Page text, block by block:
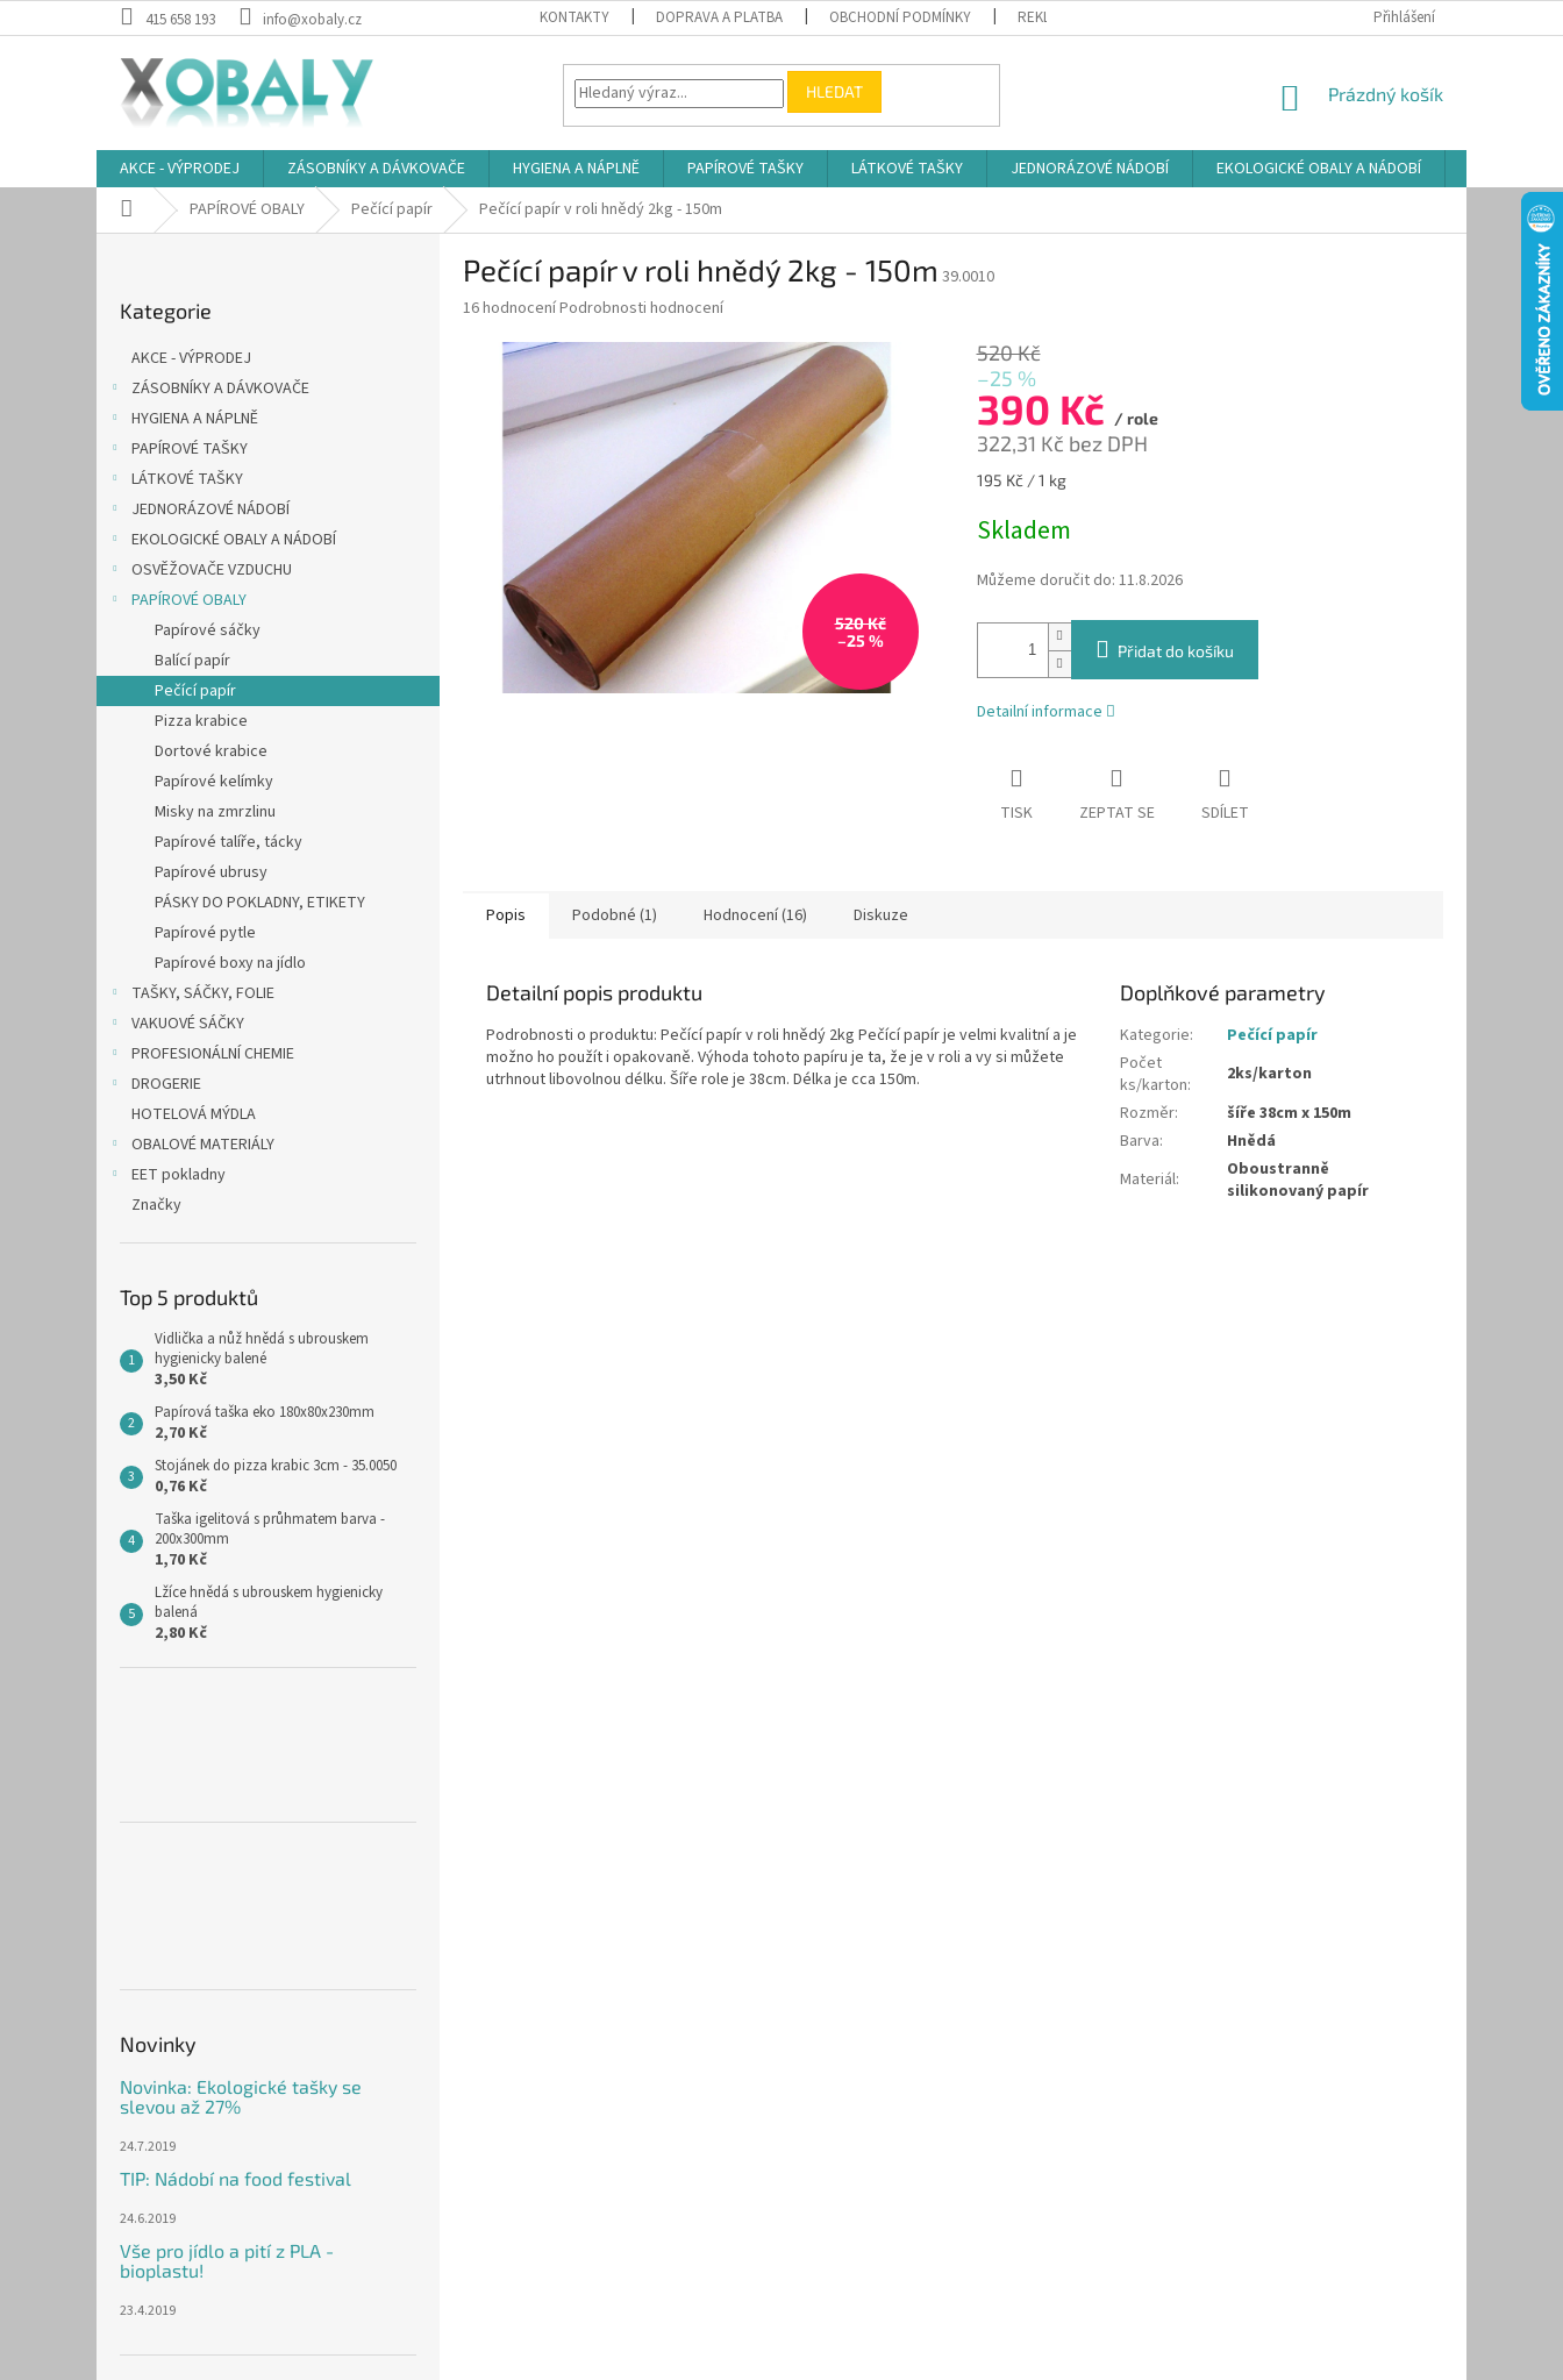
na
415 658 193 info@xobaly.cz KONTAKTY DOPRAVA A PLATBA OBCHODNÍ PODMÍNKY REKLAMAČNÍ ŘÁD ZÁSADY POUŽÍVÁNÍ SOUBORŮ COOKIES
Přihlášení
HLEDAT
NÁKUPNÍ
Prázdný košík
AKCE - VÝPRODEJ ZÁSOBNÍKY A DÁVKOVAČE HYGIENA A NÁPLNĚ PAPÍROVÉ TAŠKY LÁTKOVÉ TAŠKY JEDNORÁZOVÉ NÁDOBÍ EKOLOGICKÉ OBALY A NÁDOBÍ
Domů PAPÍROVÉ OBALY Pečící papír Pečící papír v roli hnědý 2kg - 150m
kategorie
Kategorie
AKCE - VÝPRODEJ
ZÁSOBNÍKY A DÁVKOVAČE
HYGIENA A NÁPLNĚ
PAPÍROVÉ TAŠKY
LÁTKOVÉ TAŠKY
JEDNORÁZOVÉ NÁDOBÍ
EKOLOGICKÉ OBALY A NÁDOBÍ
OSVĚŽOVAČE VZDUCHU
PAPÍROVÉ OBALY
Papírové sáčky
Balící papír
Pečící papír
Pizza krabice
Dortové krabice
Papírové kelímky
Misky na zmrzlinu
Papírové talíře, tácky
Papírové ubrusy
PÁSKY DO POKLADNY, ETIKETY
Papírové pytle
Papírové boxy na jídlo
TAŠKY, SÁČKY, FOLIE
VAKUOVÉ SÁČKY
PROFESIONÁLNÍ CHEMIE
DROGERIE
HOTELOVÁ MÝDLA
OBALOVÉ MATERIÁLY
EET pokladny
Značky
Top 5 produktů
Vidlička a nůž hnědá s ubrouskem
hygienicky balené
3,50 Kč
Papírová taška eko 180x80x230mm
2,70 Kč
Stojánek do pizza krabic 3cm - 35.0050
0,76 Kč
Taška igelitová s průhmatem barva -
200x300mm
1,70 Kč
Lžíce hnědá s ubrouskem hygienicky
balená
2,80 Kč
Novinky
Novinka: Ekologické tašky se
slevou až 27%
24.7.2019
TIP: Nádobí na food festival
24.6.2019
Vše pro jídlo a pití z PLA -
bioplastu!
23.4.2019
Pečící papír v roli hnědý 2kg - 150m 39.0010
Průměrné
produktu
16 hodnoceníPodrobnosti hodnocení
520 Kč
–25 %
520 Kč
–25 %
390 Kč / role
322,31 Kč bez DPH
Měrná
195 Kč / 1 kg
Skladem
Můžeme doručit do: 11.8.2026
Přidat do košíku
Detailní informace
TISK ZEPTAT SE SDÍLET
Popis Podobné (1) Hodnocení (16) Diskuze
Detailní popis produktu
Podrobnosti o produktu: Pečící papír v roli hnědý 2kg Pečící papír je velmi kvalitní a je
možno ho použít i opakovaně. Výhoda tohoto papíru je ta, že je v roli a vy si můžete
utrhnout libovolnou délku. Šíře role je 38cm. Délka je cca 150m.
Doplňkové parametry
Kategorie:
Pečící papír
Počet
ks/karton:
2ks/karton
Rozměr:
šíře 38cm x 150m
Barva:
Hnědá
Materiál:
Oboustranně
silikonovaný papír